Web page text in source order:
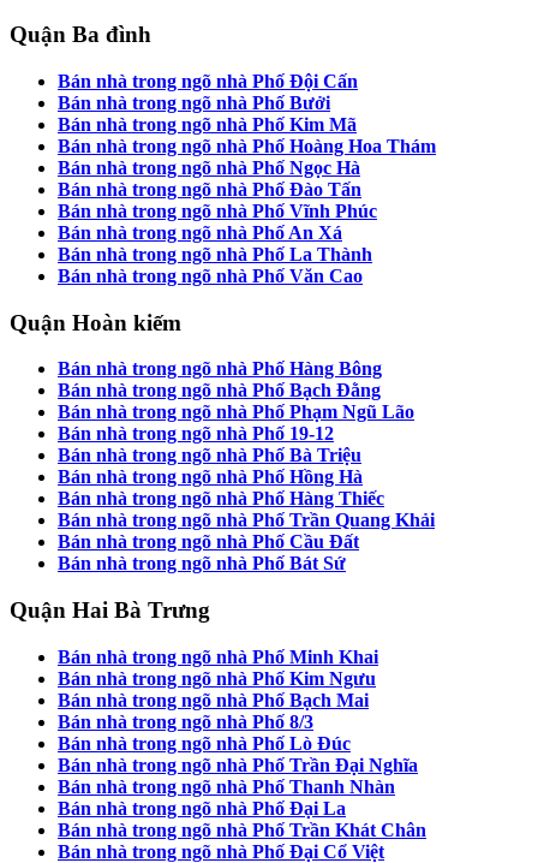
Quận Ba đình
Bán nhà trong ngõ nhà Phố Đội Cấn
Bán nhà trong ngõ nhà Phố Bưởi
Bán nhà trong ngõ nhà Phố Kim Mã
Bán nhà trong ngõ nhà Phố Hoàng Hoa Thám
Bán nhà trong ngõ nhà Phố Ngọc Hà
Bán nhà trong ngõ nhà Phố Đào Tấn
Bán nhà trong ngõ nhà Phố Vĩnh Phúc
Bán nhà trong ngõ nhà Phố An Xá
Bán nhà trong ngõ nhà Phố La Thành
Bán nhà trong ngõ nhà Phố Văn Cao
Quận Hoàn kiếm
Bán nhà trong ngõ nhà Phố Hàng Bông
Bán nhà trong ngõ nhà Phố Bạch Đằng
Bán nhà trong ngõ nhà Phố Phạm Ngũ Lão
Bán nhà trong ngõ nhà Phố 19-12
Bán nhà trong ngõ nhà Phố Bà Triệu
Bán nhà trong ngõ nhà Phố Hồng Hà
Bán nhà trong ngõ nhà Phố Hàng Thiếc
Bán nhà trong ngõ nhà Phố Trần Quang Khải
Bán nhà trong ngõ nhà Phố Cầu Đất
Bán nhà trong ngõ nhà Phố Bát Sứ
Quận Hai Bà Trưng
Bán nhà trong ngõ nhà Phố Minh Khai
Bán nhà trong ngõ nhà Phố Kim Ngưu
Bán nhà trong ngõ nhà Phố Bạch Mai
Bán nhà trong ngõ nhà Phố 8/3
Bán nhà trong ngõ nhà Phố Lò Đúc
Bán nhà trong ngõ nhà Phố Trần Đại Nghĩa
Bán nhà trong ngõ nhà Phố Thanh Nhàn
Bán nhà trong ngõ nhà Phố Đại La
Bán nhà trong ngõ nhà Phố Trần Khát Chân
Bán nhà trong ngõ nhà Phố Đại Cổ Việt